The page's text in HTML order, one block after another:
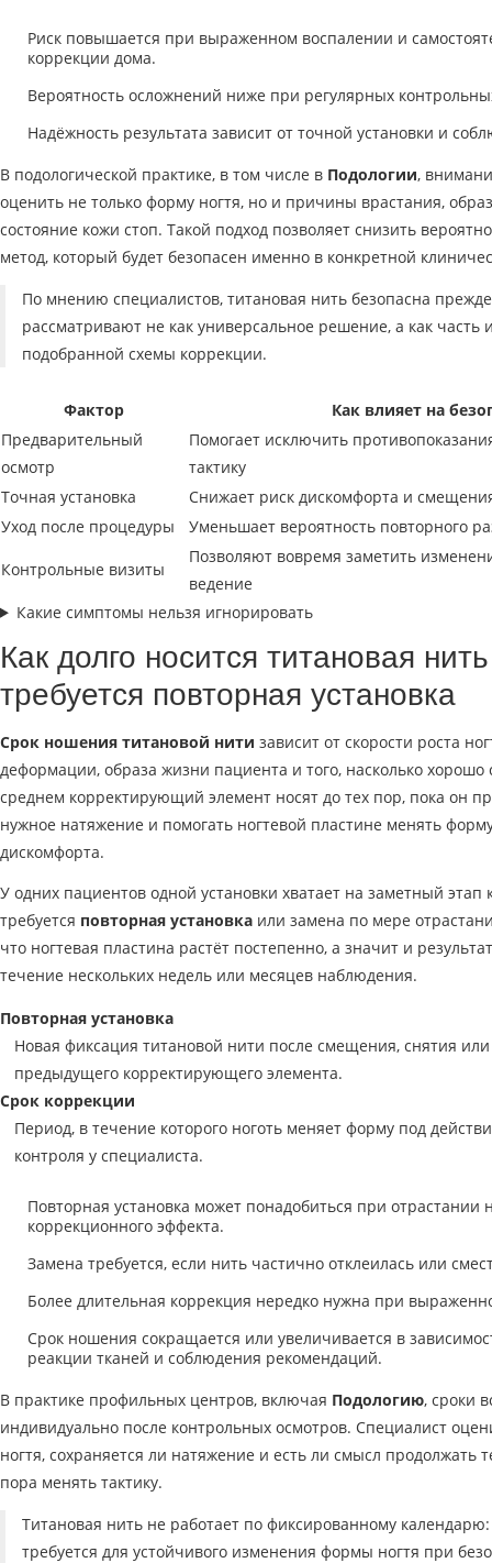
Риск повышается при выраженном воспалении и
коррекции дома.
Вероятность осложнений ниже при регулярных
Надёжность результата зависит от точной установки и
В подологической практике, в том числе в Подологии,
оценить не только форму ногтя, но и причины врастания,
состояние кожи стоп. Такой подход позволяет снизить
метод, который будет безопасен именно в конкретной
По мнению специалистов, титановая нить безопасна прежде
рассматривают не как универсальное решение, а как часть
подобранной схемы коррекции.
Фактор
Как влияет на
Предварительный
осмотр
Помогает исключить
тактику
Точная установка
Снижает риск дискомфорта и
Уход после процедуры
Уменьшает вероятность повторного
Контрольные визиты
Позволяют вовремя заметить
ведение
Какие симптомы нельзя игнорировать
Как долго носится титановая
требуется повторная установка
Срок ношения титановой нити зависит от скорости роста
деформации, образа жизни пациента и того, насколько хорошо
среднем корректирующий элемент носят до тех пор, пока он
нужное натяжение и помогать ногтевой пластине менять
дискомфорта.
У одних пациентов одной установки хватает на заметный этап
требуется повторная установка или замена по мере
что ногтевая пластина растёт постепенно, а значит и
течение нескольких недель или месяцев наблюдения.
Повторная установка
Новая фиксация титановой нити после смещения, снятия
предыдущего корректирующего элемента.
Срок коррекции
Период, в течение которого ноготь меняет форму под
контроля у специалиста.
Повторная установка может понадобиться при отрастании
коррекционного эффекта.
Замена требуется, если нить частично отклеилась или
Более длительная коррекция нередко нужна при
Срок ношения сокращается или увеличивается в
реакции тканей и соблюдения рекомендаций.
В практике профильных центров, включая Подологию, сроки
индивидуально после контрольных осмотров. Специалист
ногтя, сохраняется ли натяжение и есть ли смысл
пора менять тактику.
Титановая нить не работает по фиксированному календарю:
требуется для устойчивого изменения формы ногтя при